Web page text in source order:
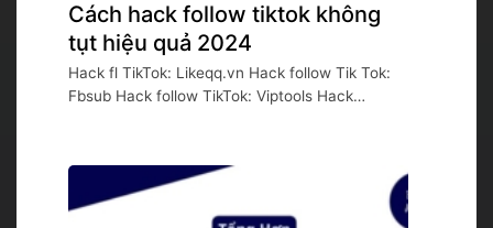
Cách hack follow tiktok không
tụt hiệu quả 2024
Hack fl TikTok: Likeqq.vn Hack follow Tik Tok:
Fbsub Hack follow TikTok: Viptools Hack